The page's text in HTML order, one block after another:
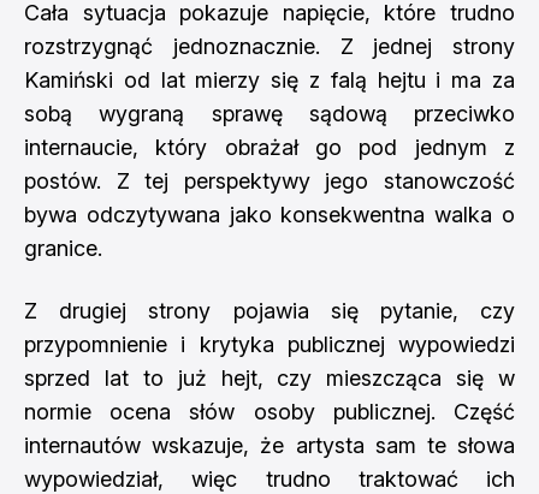
Cała sytuacja pokazuje napięcie, które trudno
rozstrzygnąć jednoznacznie. Z jednej strony
Kamiński od lat mierzy się z falą hejtu i ma za
sobą wygraną sprawę sądową przeciwko
internaucie, który obrażał go pod jednym z
postów. Z tej perspektywy jego stanowczość
bywa odczytywana jako konsekwentna walka o
granice.
Z drugiej strony pojawia się pytanie, czy
przypomnienie i krytyka publicznej wypowiedzi
sprzed lat to już hejt, czy mieszcząca się w
normie ocena słów osoby publicznej. Część
internautów wskazuje, że artysta sam te słowa
wypowiedział, więc trudno traktować ich